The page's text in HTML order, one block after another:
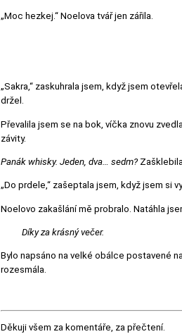
„Moc hezkej.“ Noelova tvář jen zářila.
„Sakra,“ zaskuhrala jsem, když jsem
držel.
Převalila jsem se na bok, víčka znovu
závity.
Panák whisky. Jeden, dva… sedm?
„Do prdele,“ zašeptala jsem, když jsem si
Noelovo zakašlání mě probralo. Natáhla
Díky za krásný večer.
Bylo napsáno na velké obálce postavené
rozesmála.
Děkuji všem za komentáře, za přečtení.